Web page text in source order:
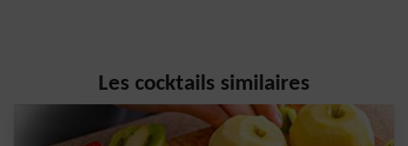
Les cocktails similaires